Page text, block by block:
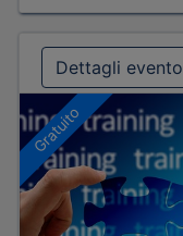
Dettagli evento
Gratuito